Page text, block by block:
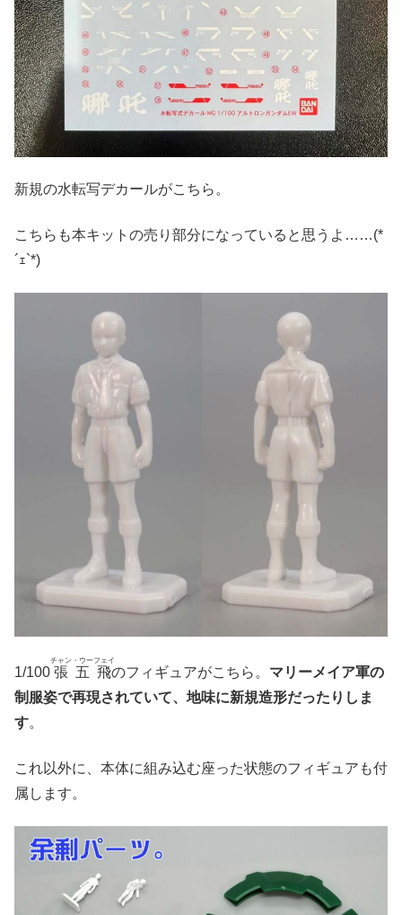
新規の水転写デカールがこちら。
こちらも本キットの売り部分になっていると思うよ……(*
´ｪ`*)
1/100 張五飛
チャン・ウーフェイ
のフィギュアがこちら。 マリーメイア軍の
制服姿で再現されていて、地味に新規造形だったりしま
す。
これ以外に、本体に組み込む座った状態のフィギュアも付
属します。